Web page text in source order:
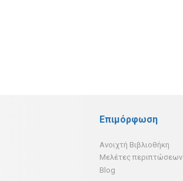
Επιμόρφωση
Ανοιχτή Βιβλιοθήκη
Μελέτες περιπτώσεων
Blog